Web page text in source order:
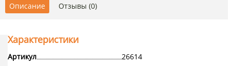
Описание Отзывы (0)
Характеристики
Артикул
26614